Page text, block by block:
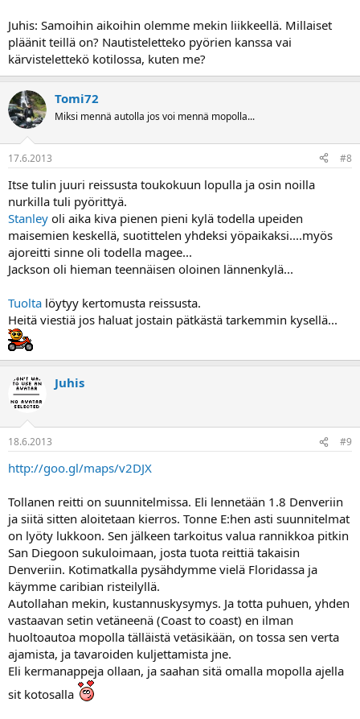
Juhis: Samoihin aikoihin olemme mekin liikkeellä. Millaiset
pläänit teillä on? Nautisteletteko pyörien kanssa vai
kärvistelettekö kotilossa, kuten me?
Tomi72
Miksi mennä autolla jos voi mennä mopolla...
17.6.2013 #8
Itse tulin juuri reissusta toukokuun lopulla ja osin noilla
nurkilla tuli pyörittyä.
Stanley oli aika kiva pienen pieni kylä todella upeiden
maisemien keskellä, suotittelen yhdeksi yöpaikaksi....myös
ajoreitti sinne oli todella magee...
Jackson oli hieman teennäisen oloinen lännenkylä...
Tuolta löytyy kertomusta reissusta.
Heitä viestiä jos haluat jostain pätkästä tarkemmin kysellä...
Juhis
18.6.2013 #9
http://goo.gl/maps/v2DJX
Tollanen reitti on suunnitelmissa. Eli lennetään 1.8 Denveriin
ja siitä sitten aloitetaan kierros. Tonne E:hen asti suunnitelmat
on lyöty lukkoon. Sen jälkeen tarkoitus valua rannikkoa pitkin
San Diegoon sukuloimaan, josta tuota reittiä takaisin
Denveriin. Kotimatkalla pysähdymme vielä Floridassa ja
käymme caribian risteilyllä.
Autollahan mekin, kustannuskysymys. Ja totta puhuen, yhden
vastaavan setin vetäneenä (Coast to coast) en ilman
huoltoautoa mopolla tälläistä vetäsikään, on tossa sen verta
ajamista, ja tavaroiden kuljettamista jne.
Eli kermanappeja ollaan, ja saahan sitä omalla mopolla ajella
sit kotosalla